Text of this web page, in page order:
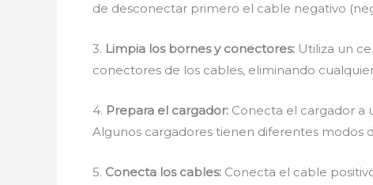
de desconectar primero el cable negativo
3. Limpia los bornes y conectores: Utiliza un
conectores de los cables, eliminando
4. Prepara el cargador: Conecta el cargador a
Algunos cargadores tienen diferentes modos
5. Conecta los cables: Conecta el cable